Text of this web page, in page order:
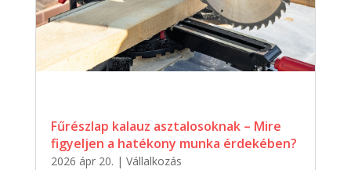
Fűrészlap kalauz asztalosoknak – Mire
figyeljen a hatékony munka érdekében?
2026 ápr 20. | Vállalkozás